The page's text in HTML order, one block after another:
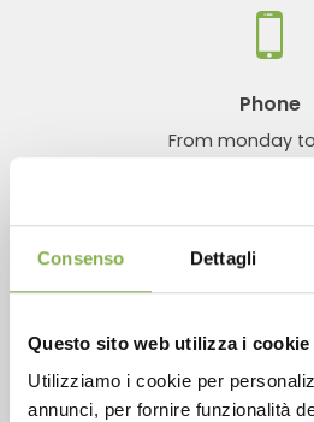
Consenso Dettagli
Questo sito web utilizza i cookie
Utilizziamo i cookie per
annunci, per fornire funzionalità
Phone
From monday